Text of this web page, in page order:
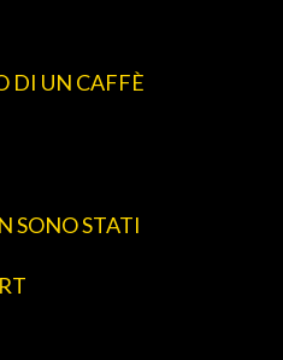
DI UN CAFFÈ
SONO STATI